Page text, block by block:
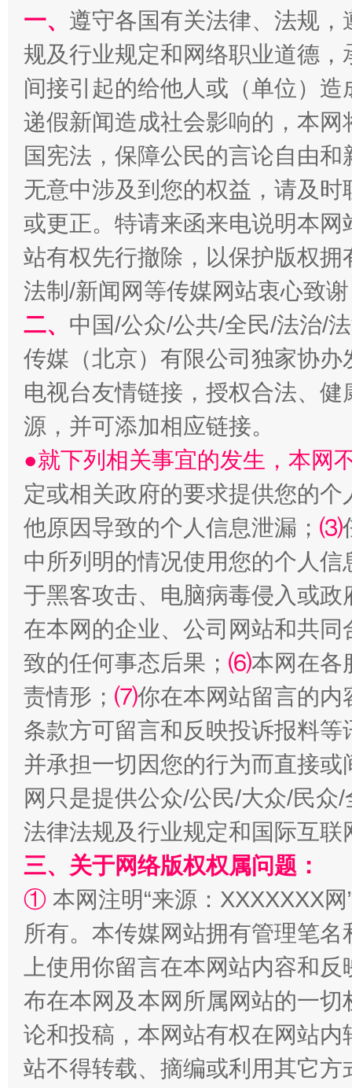
东山县通报“牛蛙产品抗生素超标问题” 法
千年窑火 生生不息 一
揭开“小金库”的免责幌子
受贿1.44亿！段成刚被判无期 从幼
全民健身五年计划来了！等你上场
一、 遵守各国有关法律、法规
规及行业规定和网络职业道德
间接引起的给他人或（单位）
递假新闻造成社会影响的，本
国宪法，保障公民的言论自由
无意中涉及到您的权益，请及
或更正。特请来函来电说明本
站有权先行撤除，以保护版权
法制/新闻网等传媒网站衷心致
二、 中国/公众/公共/全民/法治/
传媒（北京）有限公司独家协
电视台友情链接，授权合法、
源，并可添加相应链接。
●就下列相关事宜的发生，本网
定或相关政府的要求提供您的个
他原因导致的个人信息泄漏； ⑶
中所列明的情况使用您的个人
于黑客攻击、电脑病毒侵入或
在本网的企业、公司网站和共
致的任何事态后果； ⑹本网在各
责情形； ⑺你在本网站留言的内
条款方可留言和反映投诉报料
并承担一切因您的行为而直接
网只是提供公众/公民/大众/民
法律法规及行业规定和国际互
三、关于网络版权权属问题：
① 本网注明“来源：XXXXXXX
所有。本传媒网站拥有管理笔
上使用你留言在本网站内容和
布在本网及本网所属网站的一
论和投稿，本网站有权在网站
站不得转载、摘编或利用其它